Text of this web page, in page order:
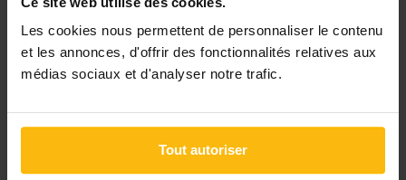
Les cookies nous permettent de personnaliser le contenu
et les annonces, d'offrir des fonctionnalités relatives aux
médias sociaux et d'analyser notre trafic.
Tout autoriser
scolaire a désormais sa ...
Concevoir et animer une formation en milieu
scolaire
Vous intervenez en milieu scolaire et souhaitez